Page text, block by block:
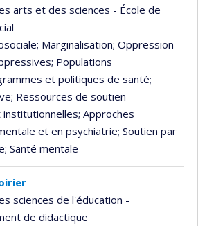
arts et des sciences - École de
; Marginalisation; Oppression
; Populations
et politiques de santé;
; Ressources de soutien
; Approches
et en psychiatrie; Soutien par
; Santé mentale
sciences de l'éducation -
de didactique